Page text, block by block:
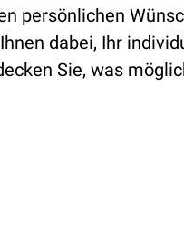
persönlichen
dabei, Ihr
Sie, was